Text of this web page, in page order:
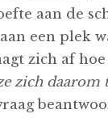
aan de
een plek
zich af hoe
zich daarom